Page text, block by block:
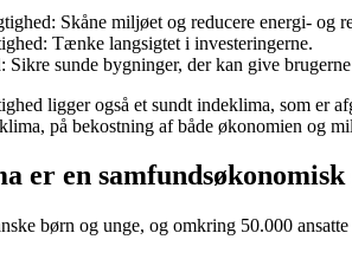
Skåne miljøet og reducere energi- og
Tænke langsigtet i investeringerne.
sunde bygninger, der kan give
ligger også et sundt indeklima, som er
på bekostning af både økonomien og
er en samfundsøkonomisk
børn og unge, og omkring 50.000